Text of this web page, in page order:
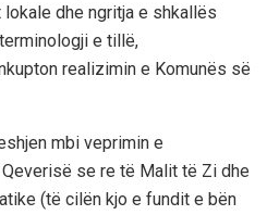
dhe ngritja e shkallës
e tillë,
realizimin e Komunës së
mbi veprimin e
se re të Malit të Zi dhe
(të cilën kjo e fundit e bën